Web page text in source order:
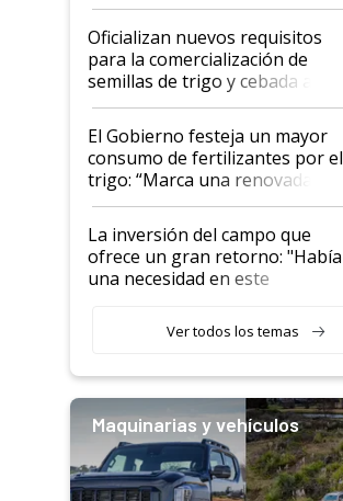
Oficializan nuevos requisitos
para la comercialización de
semillas de trigo y cebada a
granel
El Gobierno festeja un mayor
consumo de fertilizantes por el
trigo: “Marca una renovada
confianza de los productores”
La inversión del campo que
ofrece un gran retorno: "Había
una necesidad en este
Ver todos los temas
Maquinarias y vehículos